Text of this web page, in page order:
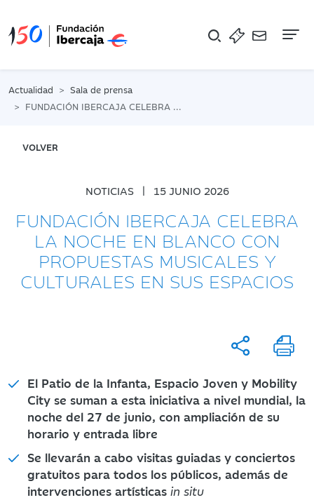
Actualidad
Sala de prensa
FUNDACIÓN IBERCAJA CELEBRA LA NOCHE EN BLANCO CON PROPUESTAS MUSICALES Y CULTURALES EN SUS ESPACIOS
VOLVER
NOTICIAS | 15 JUNIO 2026
FUNDACIÓN IBERCAJA CELEBRA
LA NOCHE EN BLANCO CON
PROPUESTAS MUSICALES Y
CULTURALES EN SUS ESPACIOS
El Patio de la Infanta, Espacio Joven y Mobility
City se suman a esta iniciativa a nivel mundial, la
noche del 27 de junio, con ampliación de su
horario y entrada libre
Se llevarán a cabo visitas guiadas y conciertos
gratuitos para todos los públicos, además de
intervenciones artísticas in situ